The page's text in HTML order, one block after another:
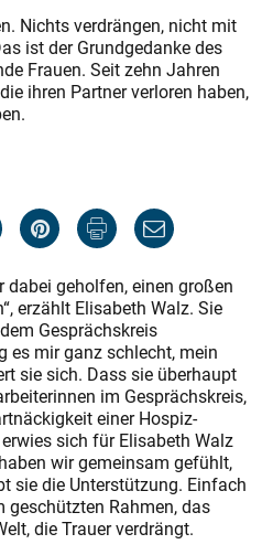
Nichts verdrängen, nicht mit
ist der Grundgedanke des
Frauen. Seit zehn Jahren
ihren Partner verloren haben,
dabei geholfen, einen großen
erzählt Elisabeth Walz. Sie
Gesprächskreis
es mir ganz schlecht, mein
sie sich. Dass sie überhaupt
im Gesprächskreis,
einer Hospiz-
sich für Elisabeth Walz
wir gemeinsam gefühlt,
sie die Unterstützung. Einfach
Rahmen, das
die Trauer verdrängt.